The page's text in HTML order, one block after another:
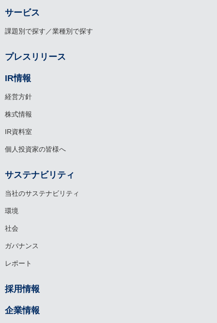
サービス
課題別で探す／業種別で探す
プレスリリース
IR情報
経営方針
株式情報
IR資料室
個人投資家の皆様へ
サステナビリティ
当社のサステナビリティ
環境
社会
ガバナンス
レポート
採用情報
企業情報